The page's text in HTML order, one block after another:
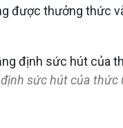
được thưởng thức
sức hút của thức